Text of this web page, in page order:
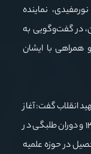
نماینده
در گفت‌وگویی به
همراهی با ایشان
انقلاب گفت: آغاز
آشنایی من با ایشان به سال‌های ۱۳۳۵ یا ۱۳۳۶ و دوران طلبگی در
در حوزه علمیه